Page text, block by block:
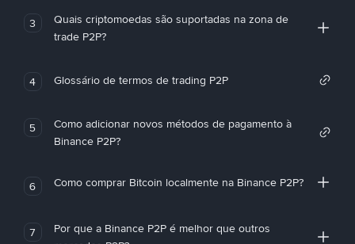
3
Quais criptomoedas são suportadas na zona de
trade P2P?
4 Glossário de termos de trading P2P
5
Como adicionar novos métodos de pagamento à
Binance P2P?
6 Como comprar Bitcoin localmente na Binance P2P?
7
Por que a Binance P2P é melhor que outros